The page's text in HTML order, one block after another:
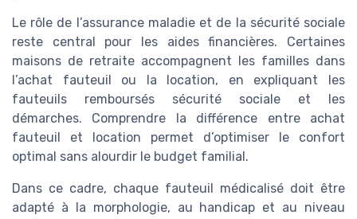
Le rôle de l’assurance maladie et de la sécurité sociale
reste central pour les aides financières. Certaines
maisons de retraite accompagnent les familles dans
l’achat fauteuil ou la location, en expliquant les
fauteuils remboursés sécurité sociale et les
démarches. Comprendre la différence entre achat
fauteuil et location permet d’optimiser le confort
optimal sans alourdir le budget familial.
Dans ce cadre, chaque fauteuil médicalisé doit être
adapté à la morphologie, au handicap et au niveau